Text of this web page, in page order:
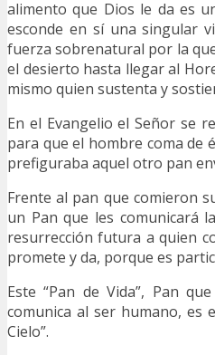
alimento que Dios le da es
esconde en sí una singular
fuerza sobrenatural por la
el desierto hasta llegar al
mismo quien sustenta y
En el Evangelio el Señor se
para que el hombre coma de
prefiguraba aquel otro pan
Frente al pan que comieron
un Pan que les comunicará
resurrección futura a quien
promete y da, porque es
Este “Pan de Vida”, Pan
comunica al ser humano, es
Cielo”.